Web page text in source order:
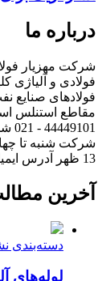
درباره ما
شرکت مهزیار
فولادی و آلیاژی
فولادهای صنایع
مقاطع استنلس
13 ظهر آدرس ایمیل : mahzyarsteel@gmail.com
آخرین
دسته‌بندی